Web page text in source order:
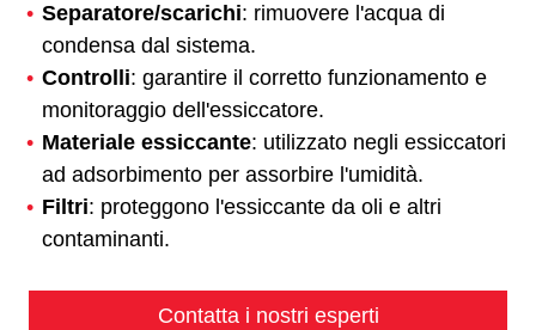
Separatore/scarichi: rimuovere l'acqua di
condensa dal sistema.
Controlli: garantire il corretto funzionamento e
monitoraggio dell'essiccatore.
Materiale essiccante: utilizzato negli essiccatori
ad adsorbimento per assorbire l'umidità.
Filtri: proteggono l'essiccante da oli e altri
contaminanti.
Contatta i nostri esperti